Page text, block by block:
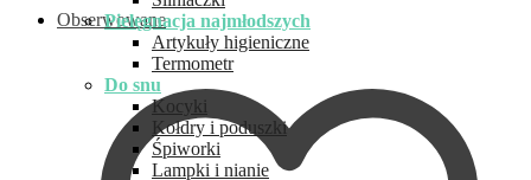
Obserwowane
Pielęgnacja najmłodszych
Artykuły higieniczne
Termometr
Do snu
Kocyki
Kołdry i poduszki
Śpiworki
Lampki i nianie